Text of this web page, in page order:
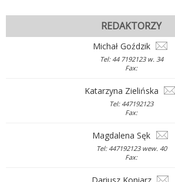
REDAKTORZY
Michał Goździk
Tel: 44 7192123 w. 34
Fax:
Katarzyna Zielińska
Tel: 447192123
Fax:
Magdalena Sęk
Tel: 447192123 wew. 40
Fax: